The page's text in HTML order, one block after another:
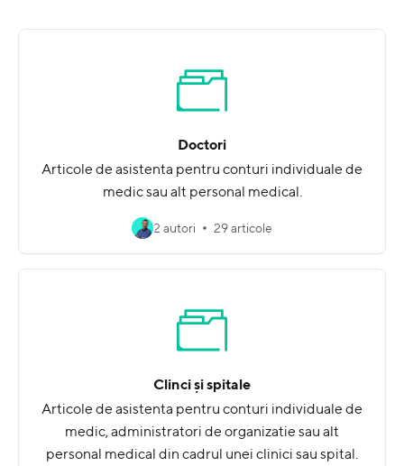
Doctori
Articole de asistenta pentru conturi individuale de
medic sau alt personal medical.
2 autori 29 articole
Clinci și spitale
Articole de asistenta pentru conturi individuale de
medic, administratori de organizatie sau alt
personal medical din cadrul unei clinici sau spital.